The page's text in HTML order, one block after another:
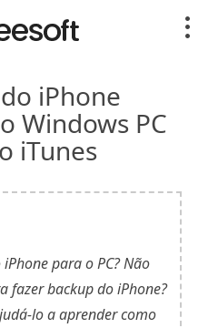
iPhone
Windows PC
iTunes
para o PC? Não
fazer backup do iPhone?
lo a aprender como